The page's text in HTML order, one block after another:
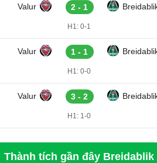
Valur 2 - 1
H1: 0-1
Valur 1 - 1
H1: 0-0
Valur 3 - 2
H1: 1-0
Thành tích gần đây Breidablik